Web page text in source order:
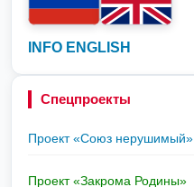
INFO ENGLISH
Спецпроекты
Проект «Союз нерушимый»
Проект «Закрома Родины»